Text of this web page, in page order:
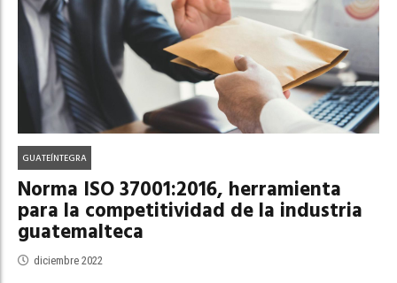
GUATEÍNTEGRA
Norma ISO 37001:2016, herramienta
para la competitividad de la industria
guatemalteca
diciembre 2022